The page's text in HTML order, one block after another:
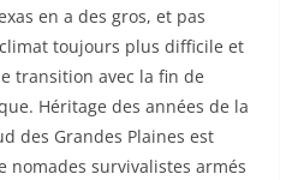
en a des gros, et pas
toujours plus difficile et
transition avec la fin de
Héritage des années de la
des Grandes Plaines est
nomades survivalistes armés